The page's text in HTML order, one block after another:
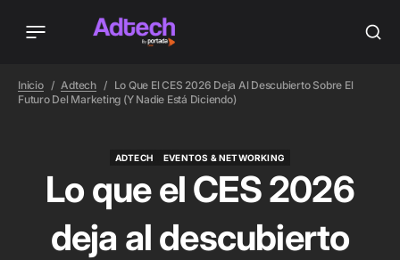
Inicio Adtech
Lo Que El CES 2026 Deja Al Descubierto Sobre El
Futuro Del Marketing (y Nadie Está Diciendo)
ADTECH
EVENTOS & NETWORKING
Lo que el CES 2026
deja al descubierto